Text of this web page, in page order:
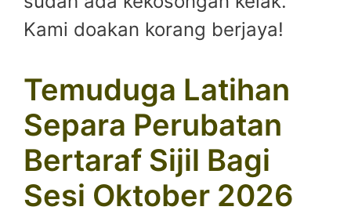
Kami doakan korang berjaya!
Temuduga Latihan
Separa Perubatan
Bertaraf Sijil Bagi
Sesi Oktober 2026